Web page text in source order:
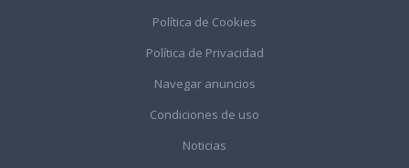
Política de Cookies
Política de Privacidad
Navegar anuncios
Condiciones de uso
Noticias